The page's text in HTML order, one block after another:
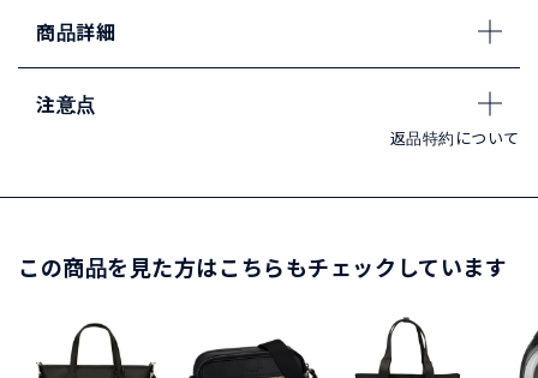
商品詳細
注意点
返品特約について
この商品を見た方はこちらもチェックしています